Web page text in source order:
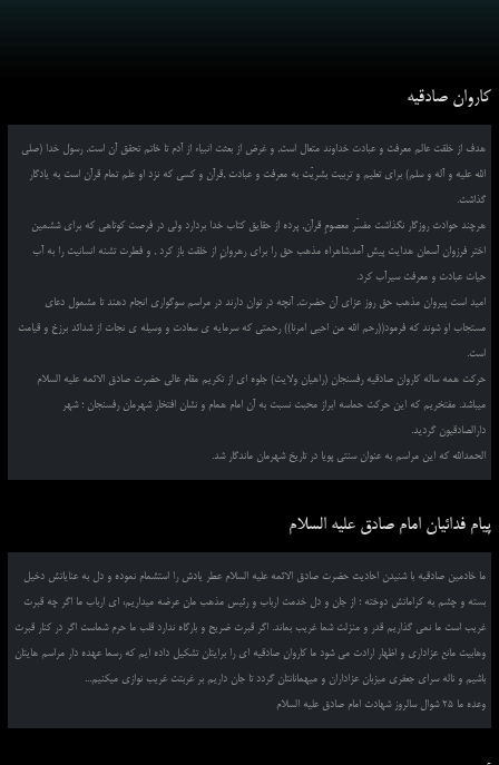
کاروان صادقیه
هدف از خلقت عالم معرفت و عبادت خداوند متعال است, و غرض از بعثت انبیاء از آدم تا خاتم تحقق آن است, رسول خدا (صلی
الله علیه و آله و سلم) برای تعلیم و تربیت بشریّت به معرفت و عبادت ,قرآن و کسی که نزد او علم تمام قرآن است به یادگار
گذاشت.
هرچند حوادث روزگار نگذاشت مفسّر معصومِ قرآن, پرده از حقایق کتاب خدا بردارد ولی در فرصت کوتاهی که برای ششمین
اختر فرزوان آسمان هدایت پیش آمد,شاهراه مذهب حق را برای رهروانِ از خلقت باز کرد , و فطرت تشنه انسانیت را به آب
حیات عبادت و معرفت سیرآب کرد.
امید است پیروان مذهب حق روز عزای آن حضرت, آنچه در توان دارند در مراسم سوگواری انجام دهند تا مشمول دعای
مستجاب او شوند که فرمود((رحم الله من احیی امرنا)) رحمتی که سرمایه ی سعادت و وسیله ی نجات از شدائد برزخ و قیامت
است.
حرکت همه ساله کاروان صادقیه رفسنجان (راهیان ولایت) جلوه ای از تکریم مقام عالی حضرت صادق الائمه علیه السلام
میباشد. مفتخریم که این حرکت حماسه ابراز محبت نسبت به آن امام همام و نشان افتخار شهرمان رفسنجان ؛ شهر
دارالصادقیون گردید.
الحمدالله که این مراسم به عنوان سنتی پویا در تاریخ شهرمان ماندگار شد.
پیام فدائیان امام صادق علیه السلام
ما خادمین صادقیه با شنیدن احادیث حضرت صادق الائمه علیه السلام عطر یادش را استشمام نموده و دل به عنایاتش دخیل
بسته و چشم به کراماتش دوخته ؛ از جان و دل خدمت ارباب و رئیس مذهب مان عرضه میداریم، ای ارباب ما اگر چه قبرت
غریب است ما نمی گذاریم قدر و منزلت شما غریب بماند. اگر قبرت ضریح و بارگاه ندارد قلب ما حرم شماست اگر در کنار قبرت
وهابیت مانع عزاداری و اظهار ارادت می شود ما کاروان صادقیه ای را برایتان تشکیل داده ایم که رسما عهده دار مراسم هایتان
باشیم و ناله سرای جعفری میزبان عزاداران و میهمانانتان گردد تا جان داریم بر غربتت غریب نوازی میکنیم...
وعده ما 25 شوال سالروز شهادت امام صادق علیه السلام